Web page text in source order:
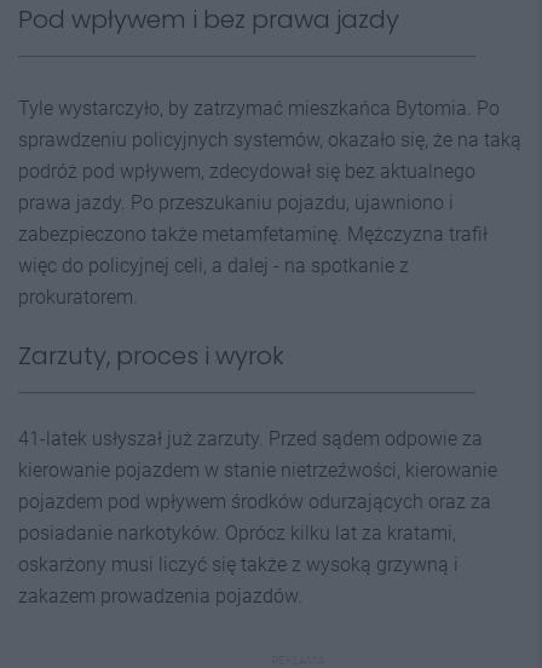
Pod wpływem i bez prawa jazdy
Tyle wystarczyło, by zatrzymać mieszkańca Bytomia. Po
sprawdzeniu policyjnych systemów, okazało się, że na taką
podróż pod wpływem, zdecydował się bez aktualnego
prawa jazdy. Po przeszukaniu pojazdu, ujawniono i
zabezpieczono także metamfetaminę. Mężczyzna trafił
więc do policyjnej celi, a dalej - na spotkanie z
prokuratorem.
Zarzuty, proces i wyrok
41-latek usłyszał już zarzuty. Przed sądem odpowie za
kierowanie pojazdem w stanie nietrzeźwości, kierowanie
pojazdem pod wpływem środków odurzających oraz za
posiadanie narkotyków. Oprócz kilku lat za kratami,
oskarżony musi liczyć się także z wysoką grzywną i
zakazem prowadzenia pojazdów.